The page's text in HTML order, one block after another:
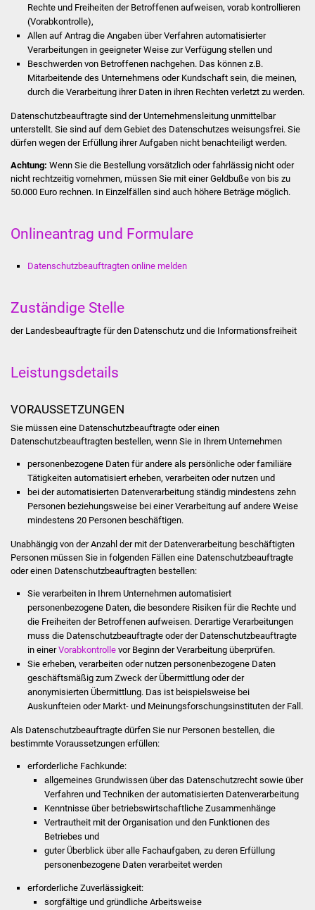
Jubiläumsjahr 2021
Partnerstädte
Projekte
Sanierung Hallenbad
Sanierung Bizethalle
Presse
Bürger & Service
Dienstleistungen
Bürgerinfos
Bildung
Schulen
Kolping-Musikschule
Volkshochschule
Soziale Einrichtungen
Kirchen
Lokale Agenda
Jugendhaus
Kinder- und
Familienzentrum
Stadtwerke
Rechte und Freiheiten der Betroffenen aufweisen, vorab kontrollieren
(Vorabkontrolle),
Allen auf Antrag die Angaben über Verfahren automatisierter
Verarbeitungen in geeigneter Weise zur Verfügung stellen und
Beschwerden von Betroffenen nachgehen. Das können z.B.
Mitarbeitende des Unternehmens oder Kundschaft sein, die meinen,
durch die Verarbeitung ihrer Daten in ihren Rechten verletzt zu werden.
Datenschutzbeauftragte sind der Unternehmensleitung unmittelbar
unterstellt. Sie sind auf dem Gebiet des Datenschutzes weisungsfrei. Sie
dürfen wegen der Erfüllung ihrer Aufgaben nicht benachteiligt werden.
Achtung: Wenn Sie die Bestellung vorsätzlich oder fahrlässig nicht oder
nicht rechtzeitig vornehmen, müssen Sie mit einer Geldbuße von bis zu
50.000 Euro rechnen. In Einzelfällen sind auch höhere Beträge möglich.
Onlineantrag und Formulare
Datenschutzbeauftragten online melden
Zuständige Stelle
der Landesbeauftragte für den Datenschutz und die Informationsfreiheit
Leistungsdetails
VORAUSSETZUNGEN
Sie müssen eine Datenschutzbeauftragte oder einen
Datenschutzbeauftragten bestellen, wenn Sie in Ihrem Unternehmen
personenbezogene Daten für andere als persönliche oder familiäre
Tätigkeiten automatisiert erheben, verarbeiten oder nutzen und
bei der automatisierten Datenverarbeitung ständig mindestens zehn
Personen beziehungsweise bei einer Verarbeitung auf andere Weise
mindestens 20 Personen beschäftigen.
Unabhängig von der Anzahl der mit der Datenverarbeitung beschäftigten
Personen müssen Sie in folgenden Fällen eine Datenschutzbeauftragte
oder einen Datenschutzbeauftragten bestellen:
Sie verarbeiten in Ihrem Unternehmen automatisiert
personenbezogene Daten, die besondere Risiken für die Rechte und
die Freiheiten der Betroffenen aufweisen. Derartige Verarbeitungen
muss die Datenschutzbeauftragte oder der Datenschutzbeauftragte
in einerVorabkontrollevor Beginn der Verarbeitung überprüfen.
Sie erheben, verarbeiten oder nutzen personenbezogene Daten
geschäftsmäßig zum Zweck der Übermittlung oder der
anonymisierten Übermittlung. Das ist beispielsweise bei
Auskunfteien oder Markt- und Meinungsforschungsinstituten der Fall.
Als Datenschutzbeauftragte dürfen Sie nur Personen bestellen, die
bestimmte Voraussetzungen erfüllen:
erforderliche Fachkunde:
allgemeines Grundwissen über das Datenschutzrecht sowie über
Verfahren und Techniken der automatisierten Datenverarbeitung
Kenntnisse über betriebswirtschaftliche Zusammenhänge
Vertrautheit mit der Organisation und den Funktionen des
Betriebes und
guter Überblick über alle Fachaufgaben, zu deren Erfüllung
personenbezogene Daten verarbeitet werden
erforderliche Zuverlässigkeit:
sorgfältige und gründliche Arbeitsweise